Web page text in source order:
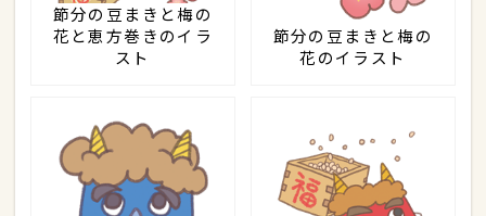
節分の豆まきと梅の
花と恵方巻きのイラ
スト
節分の豆まきと梅の
花のイラスト